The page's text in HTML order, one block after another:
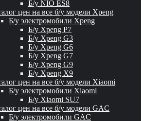
Б/у NIO ES8
цен на все б/у модели Xpeng
Б/у электромобили Xpeng
Б/у Xpeng P7
Б/у Xpeng G3
Б/у Xpeng G6
Б/у Xpeng G7
Б/у Xpeng G9
Б/у Xpeng X9
цен на все б/у модели Xiaomi
Б/у электромобили Xiaomi
Б/у Xiaomi SU7
цен на все б/у модели GAC
Б/у электромобили GAC